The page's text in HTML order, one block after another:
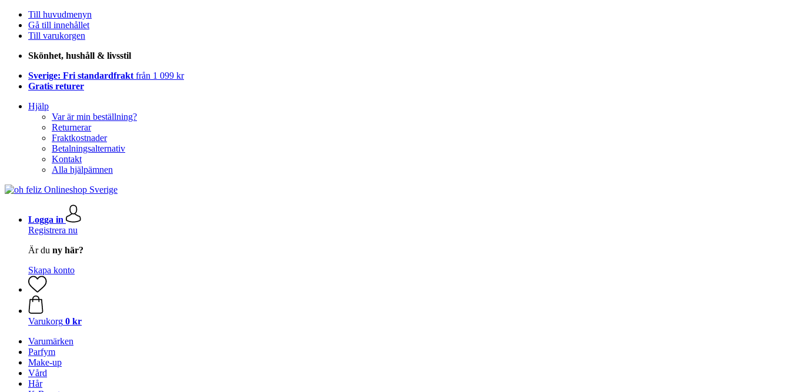
Till huvudmenyn
Gå till innehållet
Till varukorgen
Skönhet, hushåll & livsstil
Sverige: Fri standardfrakt från 1 099 kr
Gratis returer
Hjälp
Var är min beställning?
Returnerar
Fraktkostnader
Betalningsalternativ
Kontakt
Alla hjälpämnen
Logga in
Registrera nu
Är du ny här?
Skapa konto
Varukorg 0 kr
Varumärken
Parfym
Make-up
Vård
Hår